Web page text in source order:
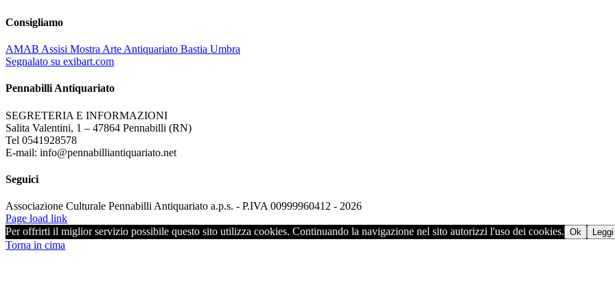
Consigliamo
AMAB Assisi Mostra Arte Antiquariato Bastia Umbra
Segnalato su exibart.com
Pennabilli Antiquariato
SEGRETERIA E INFORMAZIONI
Salita Valentini, 1 – 47864 Pennabilli (RN)
Tel 0541928578
E-mail: info@pennabilliantiquariato.net
Seguici
Associazione Culturale Pennabilli Antiquariato a.p.s. - P.IVA 00999960412 - 2026
Page load link
Per offrirti il miglior servizio possibile questo sito utilizza cookies. Continuando la navigazione nel sito autorizzi l'uso dei cookies. Ok
Torna in cima